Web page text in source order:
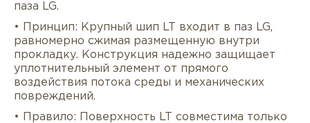
паза LG.
• Принцип: Крупный шип LT входит в паз LG,
равномерно сжимая размещенную внутри
прокладку. Конструкция надежно защищает
уплотнительный элемент от прямого
воздействия потока среды и механических
повреждений.
• Правило: Поверхность LT совместима только